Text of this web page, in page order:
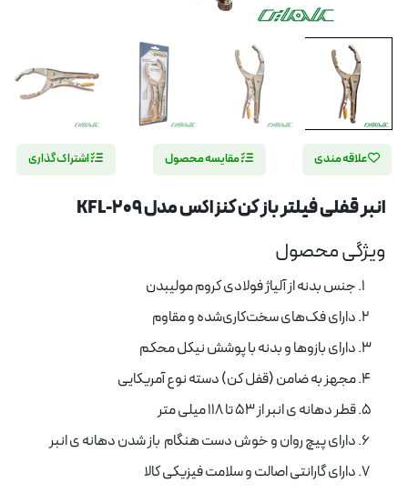
علاقه مندی مقایسه محصول اشتراک گذاری
انبر قفلی فیلتر باز کن کنزاکس مدل KFL-209
ویژگی محصول
جنس بدنه از آلیاژ فولادی کروم مولیبدن
دارای فک‌های سخت‌کاری‌شده و مقاوم
دارای بازوها و بدنه با پوشش نیکل محکم
مجهز به ضامن (قفل کن) دسته نوع آمریکایی
قطر دهانه ی انبر از 53 تا 118 میلی متر
دارای پیچ روان و خوش دست هنگام باز شدن دهانه ی انبر
دارای گارانتی اصالت و سلامت فیزیکی کالا